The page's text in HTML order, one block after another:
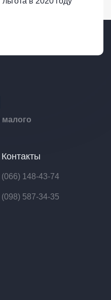
малого
Контакты
(066) 148-43-74
(098) 587-34-35